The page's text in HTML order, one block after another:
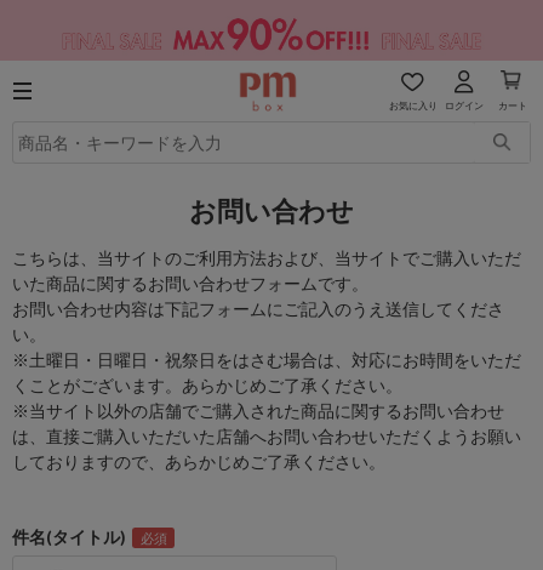
お気に入り ログイン カート
お問い合わせ
こちらは、当サイトのご利用方法および、当サイトでご購入いただ
いた商品に関するお問い合わせフォームです。
お問い合わせ内容は下記フォームにご記入のうえ送信してくださ
い。
※土曜日・日曜日・祝祭日をはさむ場合は、対応にお時間をいただ
くことがございます。あらかじめご了承ください。
※当サイト以外の店舗でご購入された商品に関するお問い合わせ
は、直接ご購入いただいた店舗へお問い合わせいただくようお願い
しておりますので、あらかじめご了承ください。
件名(タイトル)